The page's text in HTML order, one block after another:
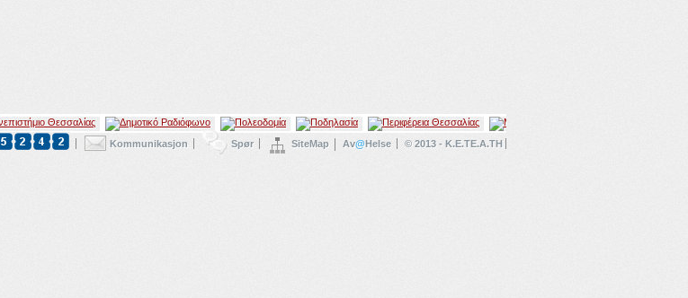
Kommunikasjon Spør SiteMap Av@Helse © 2013 - K.E.TE.A.TH